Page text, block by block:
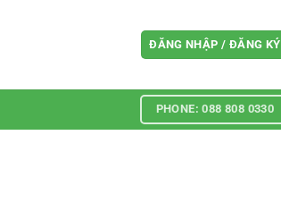
ĐĂNG NHẬP / ĐĂNG KÝ
PHONE: 088 808 0330